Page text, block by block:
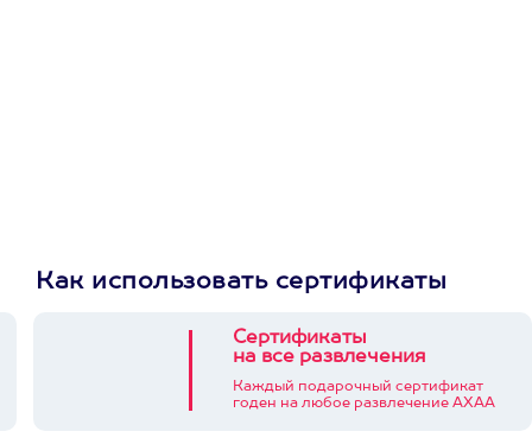
Как использовать сертификаты
Сертификаты
на все развлечения
Каждый подарочный сертификат
годен на любое развлечение АХАА